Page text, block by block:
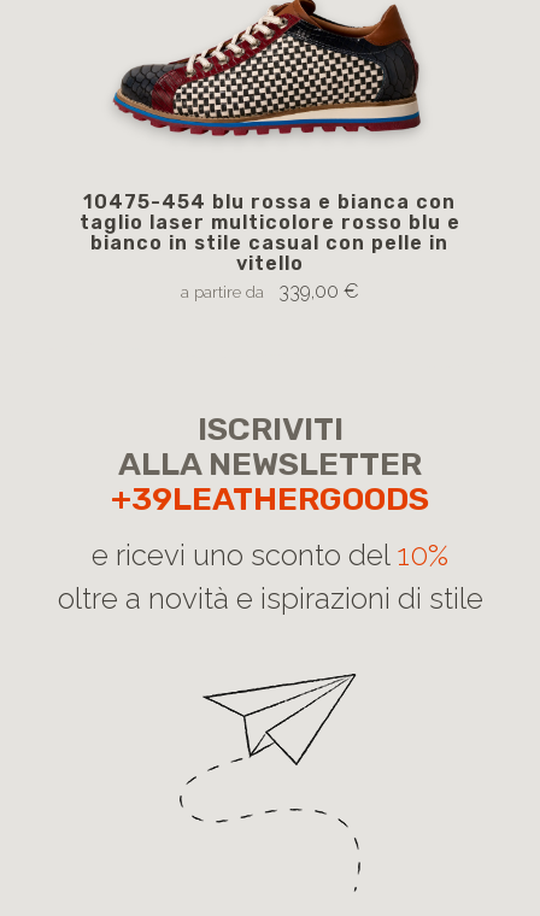
10475-454 blu rossa e bianca con
taglio laser multicolore rosso blu e
bianco in stile casual con pelle in
vitello
a partire da 339,00 €
ISCRIVITI
ALLA NEWSLETTER
+39LEATHERGOODS
e ricevi uno sconto del 10%
oltre a novità e ispirazioni di stile